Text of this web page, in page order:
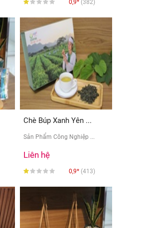
0,9* (382)
Chè Búp Xanh Yên ...
Sản Phẩm Công Nghiệp ...
Liên hệ
0,9* (413)